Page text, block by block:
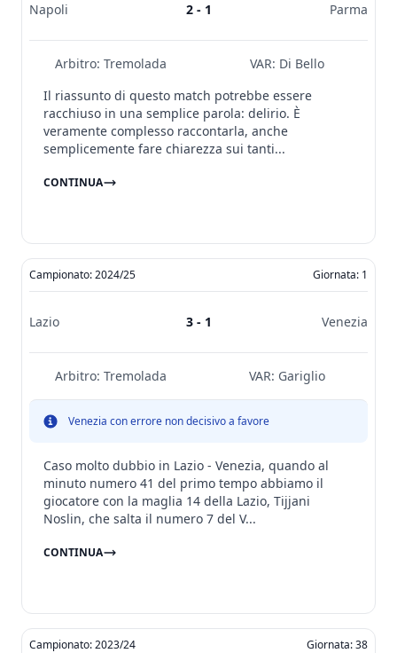
Napoli 2 - 1 Parma
Arbitro: Tremolada VAR: Di Bello
Il riassunto di questo match potrebbe essere
racchiuso in una semplice parola: delirio. È
veramente complesso raccontarla, anche
semplicemente fare chiarezza sui tanti...
CONTINUA
Campionato: 2024/25 Giornata: 1
Lazio 3 - 1 Venezia
Arbitro: Tremolada VAR: Gariglio
Venezia con errore non decisivo a favore
Caso molto dubbio in Lazio - Venezia, quando al
minuto numero 41 del primo tempo abbiamo il
giocatore con la maglia 14 della Lazio, Tijjani
Noslin, che salta il numero 7 del V...
CONTINUA
Campionato: 2023/24 Giornata: 38